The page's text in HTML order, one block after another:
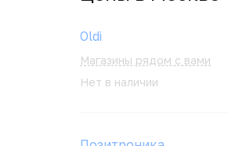
Oldi
Магазины рядом с вами
Нет в наличии